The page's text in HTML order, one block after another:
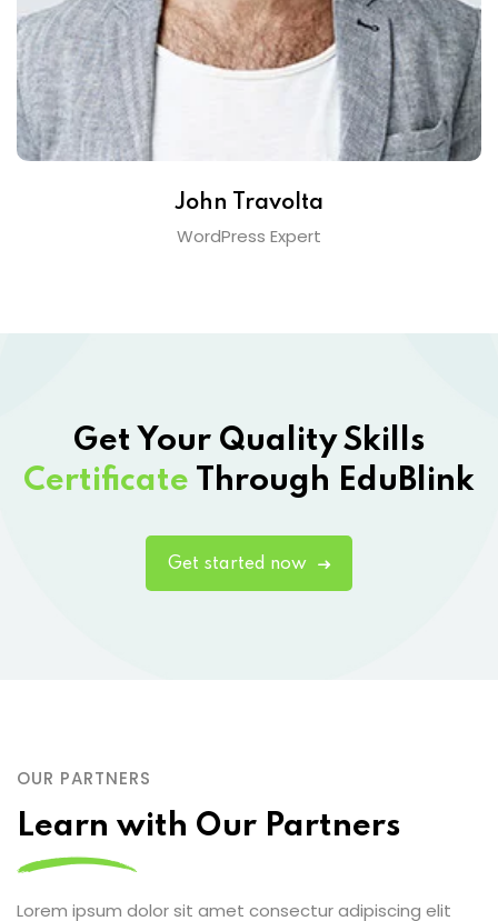
John Travolta
WordPress Expert
Get Your Quality Skills
Certificate Through EduBlink
Get started now
OUR PARTNERS
Learn with Our Partners
Lorem ipsum dolor sit amet consectur adipiscing elit